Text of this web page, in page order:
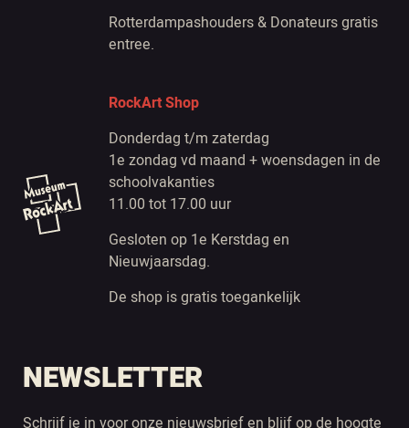
Rotterdampashouders & Donateurs gratis
entree.
RockArt Shop
Donderdag t/m zaterdag
1e zondag vd maand + woensdagen in de
schoolvakanties
11.00 tot 17.00 uur
Gesloten op 1e Kerstdag en
Nieuwjaarsdag.
De shop is gratis toegankelijk
NEWSLETTER